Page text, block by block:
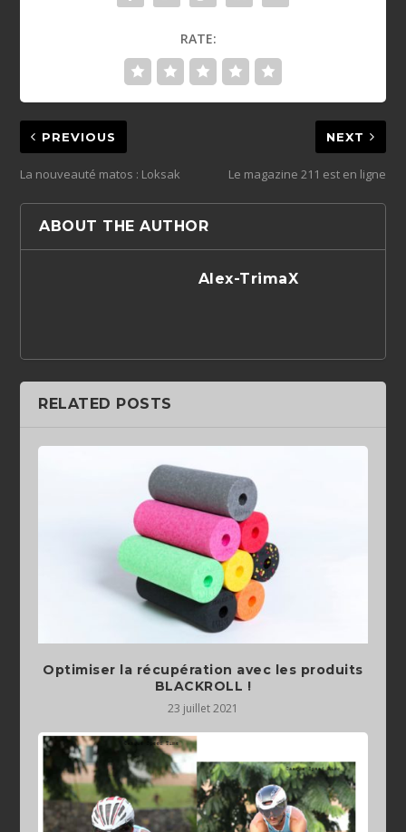
RATE:
PREVIOUS
La nouveauté matos : Loksak
NEXT
Le magazine 211 est en ligne
ABOUT THE AUTHOR
Alex-TrimaX
RELATED POSTS
Optimiser la récupération avec les produits
BLACKROLL !
23 juillet 2021